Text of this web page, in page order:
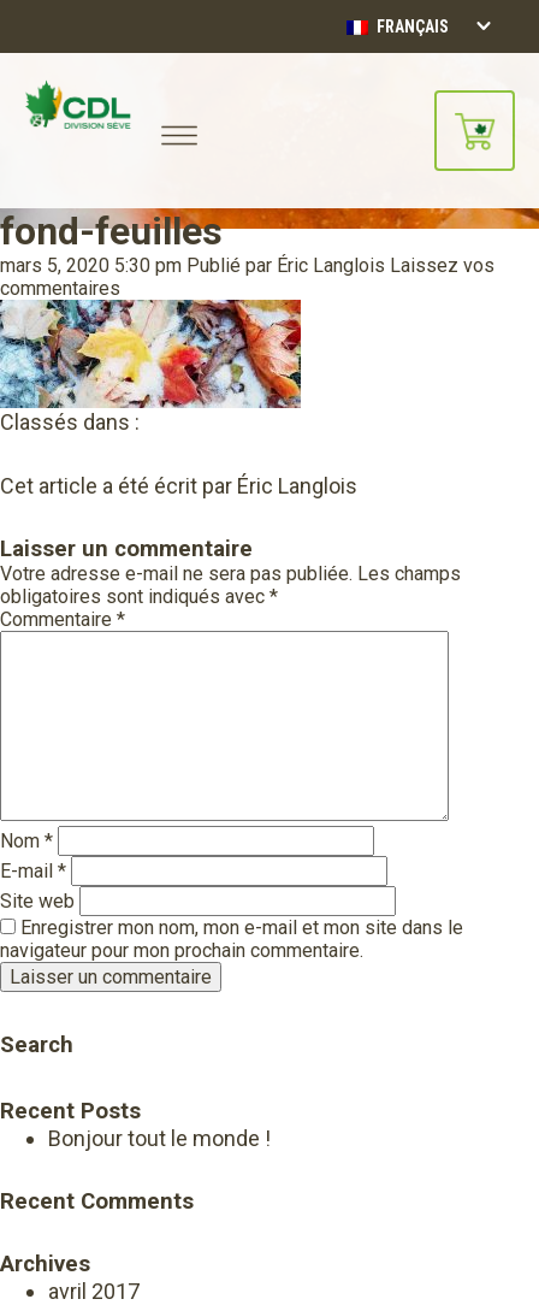
FRANÇAIS
Notre site d'achats en ligne sera
bientôt disponible!!
Merci de votre compréhension.
CONTINUER
fond-feuilles
mars 5, 2020 5:30 pm Publié par Éric Langlois Laissez vos
commentaires
Classés dans :
Cet article a été écrit par Éric Langlois
Laisser un commentaire
Votre adresse e-mail ne sera pas publiée. Les champs
obligatoires sont indiqués avec *
Commentaire *
Nom *
E-mail *
Site web
Enregistrer mon nom, mon e-mail et mon site dans le
navigateur pour mon prochain commentaire.
Search
Recent Posts
Bonjour tout le monde !
Recent Comments
Archives
avril 2017